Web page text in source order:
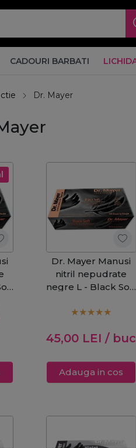
CADOURI BARBATI
Dr. Mayer
Dr. Mayer Manusi
nitril nepudrate
negre L - Black Soft
45,00 LEI / buc
Adauga in cos